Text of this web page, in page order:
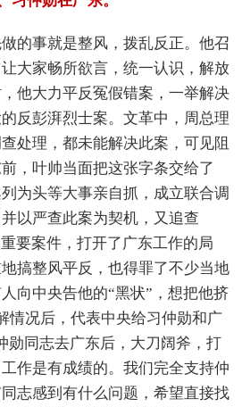
的事就是整风，拨乱反正。他召
大家畅所欲言，统一认识，解放
他大力平反冤假错案，一举解决
反彭湃烈士案。文革中，周总理
处理，都未能解决此案，可见阻
，叶帅当面把这张字条交给了
为头等大事亲自抓，成立联合调
以严查此案为契机，又追查
要案件，打开了广东工作的局
搞整风平反，也得罪了不少当地
向中央告他的“黑状”，想把他挤
情况后，代表中央给习仲勋和广
勋同志去广东后，大刀阔斧，打
作是有成绩的。我们完全支持仲
志感到有什么问题，希望直接找